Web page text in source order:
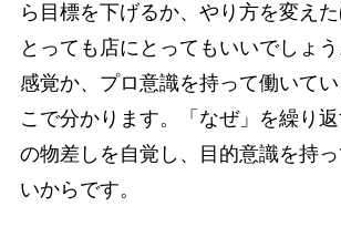
ら目標を下げるか、やり方を変え
とっても店にとってもいいでしょ
感覚か、プロ意識を持って働いて
こで分かります。「なぜ」を繰り
の物差しを自覚し、目的意識を持
いからです。